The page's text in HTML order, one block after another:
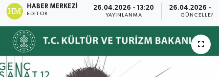
HABER MERKEZI
EDITÖR
26.04.2026 - 13:20
YAYINLANMA
26.04.2026 -